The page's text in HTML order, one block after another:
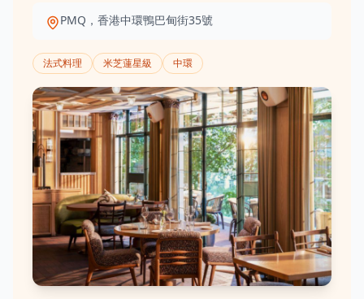
PMQ，香港中環鴨巴甸街35號
法式料理 米芝蓮星級 中環